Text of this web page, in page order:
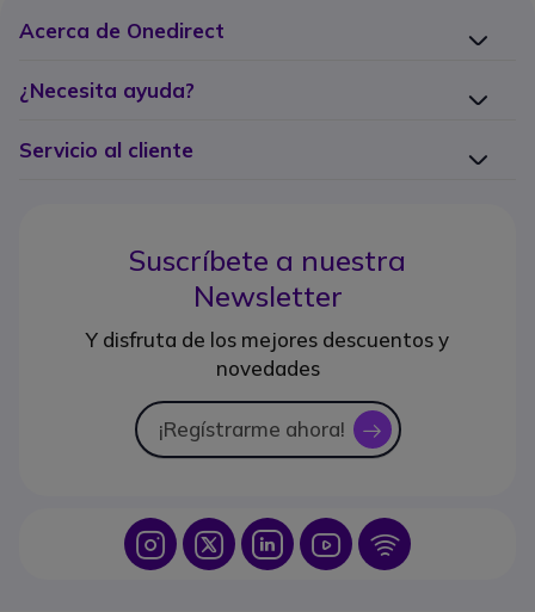
Acerca de Onedirect
¿Necesita ayuda?
Servicio al cliente
Suscríbete a nuestra
Newsletter
Y disfruta de los mejores descuentos y
novedades
¡Regístrarme ahora! icon
Icon IconIcon Icon Icon